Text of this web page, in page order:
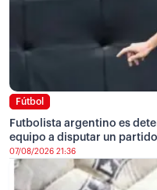
Fútbol
Futbolista argentino es
equipo a disputar un partido
07/08/2026 21:36